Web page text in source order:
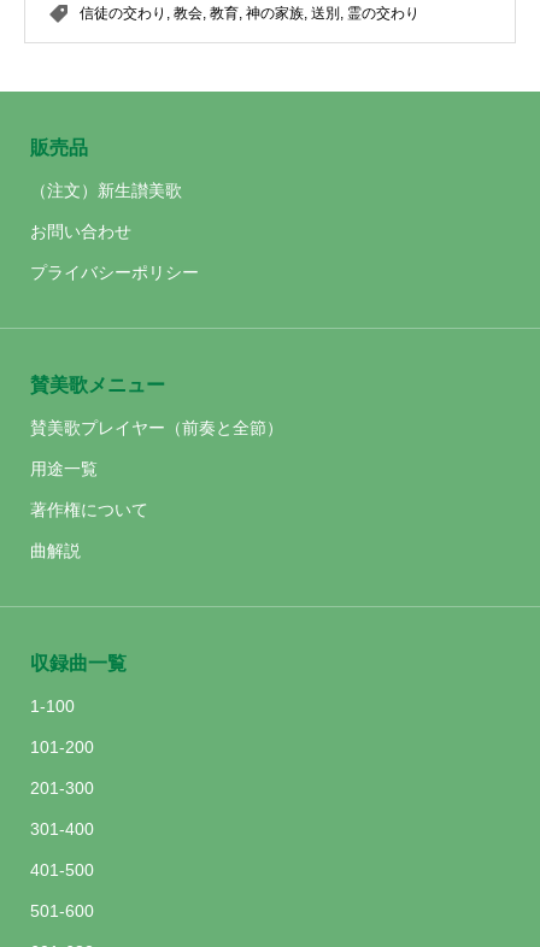
信徒の交わり , 教会, 教育, 神の家族, 送別 , 霊の交わり
販売品
（注文）新生讃美歌
お問い合わせ
プライバシーポリシー
賛美歌メニュー
賛美歌プレイヤー（前奏と全節）
用途一覧
著作権について
曲解説
収録曲一覧
1-100
101-200
201-300
301-400
401-500
501-600